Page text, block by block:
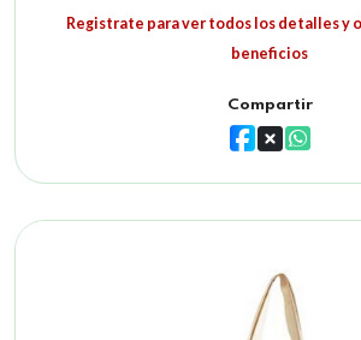
Registrate para ver todos los detalles y
beneficios
Compartir